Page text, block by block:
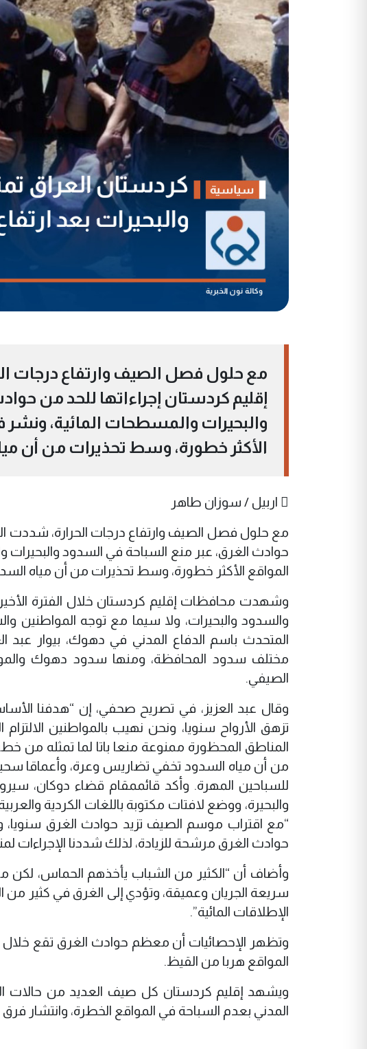
مع حلول فصل الصيف وارتفاع درجات
إقليم كردستان إجراءاتها للحد من
والبحيرات والمسطحات المائية،
الأكثر خطورة، وسط تحذيرات من أن
 اربيل / سوزان طاهر
مع حلول فصل الصيف وارتفاع درجات الحرارة، شددت
حوادث الغرق، عبر منع السباحة في السدود
المواقع الأكثر خطورة، وسط تحذيرات من أن مياه
وشهدت محافظات إقليم كردستان خلال الفترة
والسدود والبحيرات، ولا سيما مع توجه المواطنين
مختلف سدود المحافظة، ومنها سدود دهوك
الصيفي.
وقال عبد العزيز، في تصريح صحفي، إن “هدفنا
تزهق الأرواح سنويا، ونحن نهيب بالمواطنين
المناطق المحظورة ممنوعة منعا باتا لما تمثله من
من أن مياه السدود تخفي تضاريس وعرة، وأعماقا
للسباحين المهرة. وأكد قائممقام قضاء دوكان،
والبحيرة، ووضع لافتات مكتوبة باللغات الكردية
“مع اقتراب موسم الصيف تزيد حوادث الغرق سنويا،
حوادث الغرق مرشحة للزيادة، لذلك شددنا الإجراءات
وأضاف أن “الكثير من الشباب يأخذهم الحماس، لكن
سريعة الجريان وعميقة، وتؤدي إلى الغرق في كثير من
الإطلاقات المائية”.
وتظهر الإحصائيات أن معظم حوادث الغرق تقع
المواقع هربا من القيظ.
ويشهد إقليم كردستان كل صيف العديد من حالات
المدني بعدم السباحة في المواقع الخطرة، وانتشار فرق